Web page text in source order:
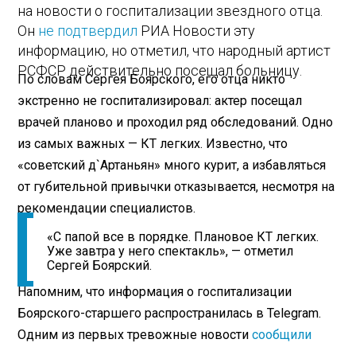
на новости о госпитализации звездного отца.
Он не подтвердил РИА Новости эту
информацию, но отметил, что народный артист
РСФСР действительно посещал больницу.
По словам Сергея Боярского, его отца никто
экстренно не госпитализировал: актер посещал
врачей планово и проходил ряд обследований. Одно
из самых важных — КТ легких. Известно, что
«советский д`Артаньян» много курит, а избавляться
от губительной привычки отказывается, несмотря на
рекомендации специалистов.
«С папой все в порядке. Плановое КТ легких.
Уже завтра у него спектакль», — отметил
Сергей Боярский.
Напомним, что информация о госпитализации
Боярского-старшего распространилась в Telegram.
Одним из первых тревожные новостисообщили